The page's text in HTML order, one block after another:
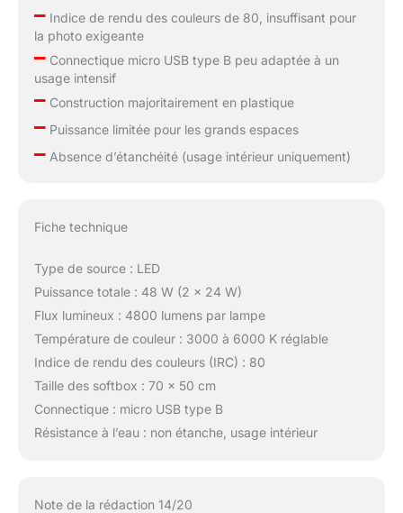
–Indice de rendu des couleurs de 80, insuffisant pour
la photo exigeante
–Connectique micro USB type B peu adaptée à un
usage intensif
–Construction majoritairement en plastique
–Puissance limitée pour les grands espaces
–Absence d’étanchéité (usage intérieur uniquement)
Fiche technique
Type de source : LED
Puissance totale : 48 W (2 x 24 W)
Flux lumineux : 4800 lumens par lampe
Température de couleur : 3000 à 6000 K réglable
Indice de rendu des couleurs (IRC) : 80
Taille des softbox : 70 x 50 cm
Connectique : micro USB type B
Résistance à l’eau : non étanche, usage intérieur
Note de la rédaction 14/20